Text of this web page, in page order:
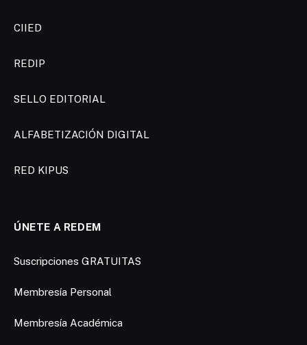
CIIED
REDIP
SELLO EDITORIAL
ALFABETIZACIÓN DIGITAL
RED KIPUS
ÚNETE A REDEM
Suscripciones GRATUITAS
Membresía Personal
Membresía Académica